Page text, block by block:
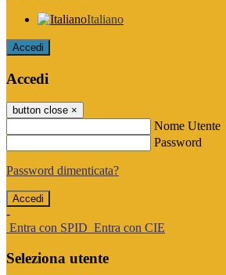
Italiano
Accedi
Accedi
button close ×
Nome Utente
Password
Password dimenticata?
-
Entra con SPID Entra con CIE
Seleziona utente